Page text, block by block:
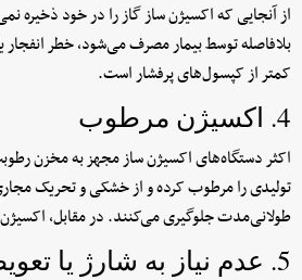
از آنجایی که اکسیژن ساز گاز را در خود ذخیره
بلافاصله توسط بیمار مصرف می‌شود، خطر
کمتر از کپسول‌های پرفشار است.
4. اکسیژن مرطوب
اکثر دستگاه‌های اکسیژن ساز مجهز به مخزن
تولیدی را مرطوب کرده و از خشکی و تحریک
طولانی‌مدت جلوگیری می‌کنند. در مقابل،
5. عدم نیاز به شارژ یا تعویض